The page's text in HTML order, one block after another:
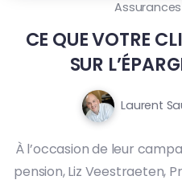
Assurances
CE QUE VOTRE
SUR
Laurent
À l’occasion de leur
pension, Liz Veestraeten,